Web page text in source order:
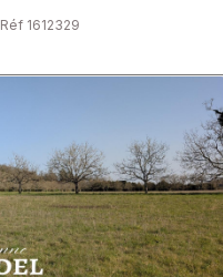
Réf 1612329